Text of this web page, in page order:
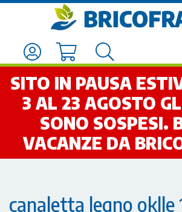
SITO IN PAUSA
3 AL 23 AGOSTO
SONO SOSPESI.
VACANZE DA
canaletta legno oklle